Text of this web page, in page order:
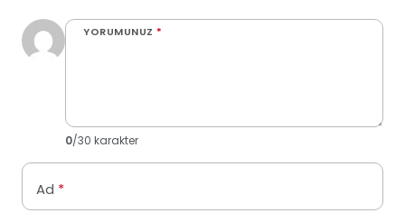
YORUMUNUZ *
0/30 karakter
Ad *